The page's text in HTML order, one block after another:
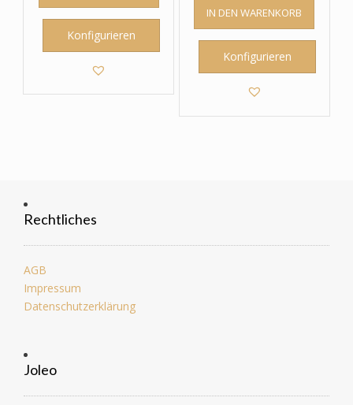
Konfigurieren
IN DEN WARENKORB
Konfigurieren
Rechtliches
AGB
Impressum
Datenschutzerklärung
Joleo